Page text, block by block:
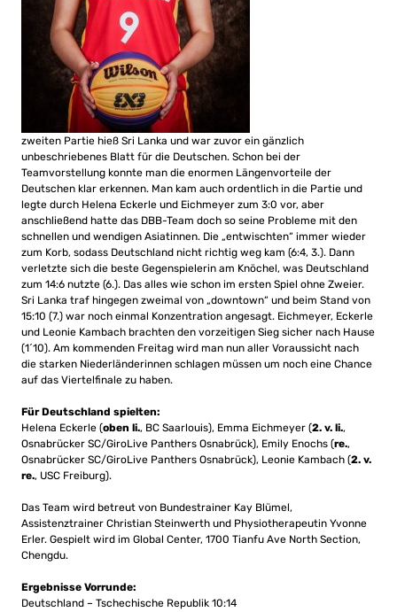
zweiten Partie hieß Sri Lanka und war zuvor ein gänzlich
unbeschriebenes Blatt für die Deutschen. Schon bei der
Teamvorstellung konnte man die enormen Längenvorteile der
Deutschen klar erkennen. Man kam auch ordentlich in die Partie und
legte durch Helena Eckerle und Eichmeyer zum 3:0 vor, aber
anschließend hatte das DBB-Team doch so seine Probleme mit den
schnellen und wendigen Asiatinnen. Die „entwischten“ immer wieder
zum Korb, sodass Deutschland nicht richtig weg kam (6:4, 3.). Dann
verletzte sich die beste Gegenspielerin am Knöchel, was Deutschland
zum 14:6 nutzte (6.). Das alles wie schon im ersten Spiel ohne Zweier.
Sri Lanka traf hingegen zweimal von „downtown“ und beim Stand von
15:10 (7.) war noch einmal Konzentration angesagt. Eichmeyer, Eckerle
und Leonie Kambach brachten den vorzeitigen Sieg sicher nach Hause
(1´10). Am kommenden Freitag wird man nun aller Voraussicht nach
die starken Niederländerinnen schlagen müssen um noch eine Chance
auf das Viertelfinale zu haben.
Für Deutschland spielten:
Helena Eckerle (oben li., BC Saarlouis), Emma Eichmeyer (2. v. li.,
Osnabrücker SC/GiroLive Panthers Osnabrück), Emily Enochs (re.,
Osnabrücker SC/GiroLive Panthers Osnabrück), Leonie Kambach (2. v.
re., USC Freiburg).
Das Team wird betreut von Bundestrainer Kay Blümel,
Assistenztrainer Christian Steinwerth und Physiotherapeutin Yvonne
Erler. Gespielt wird im Global Center, 1700 Tianfu Ave North Section,
Chengdu.
Ergebnisse Vorrunde:
Deutschland – Tschechische Republik 10:14